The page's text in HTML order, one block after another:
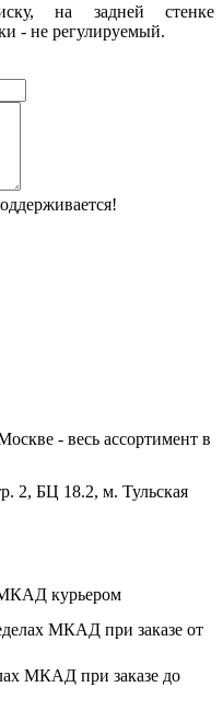
на задней стенке
- не регулируемый.
- весь ассортимент в
2, БЦ 18.2, м. Тульская
курьером
МКАД при заказе от
МКАД при заказе до